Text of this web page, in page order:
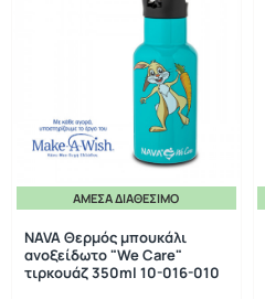
ΆΜΕΣΑ ΔΙΑΘΈΣΙΜΟ
NAVA Θερμός μπουκάλι
ανοξείδωτο "We Care"
τιρκουάζ 350ml 10-016-010